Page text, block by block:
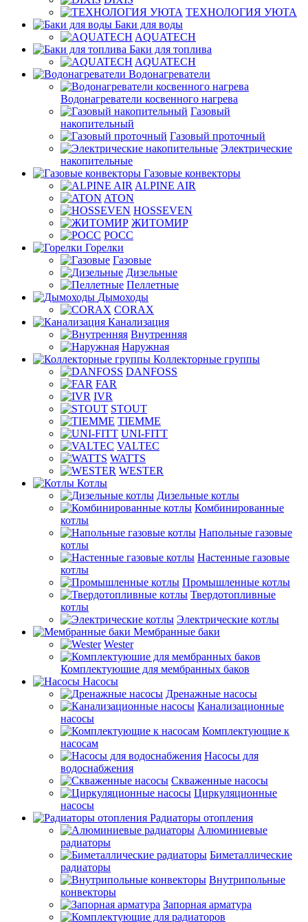
ТЕХНОЛОГИЯ УЮТА
Баки для воды
AQUATECH
Баки для топлива
AQUATECH
Водонагреватели
Водонагреватели косвенного нагрева
Газовый
накопительный
Газовый проточный
Электрические
накопительные
Газовые конвекторы
ALPINE AIR
ATON
HOSSEVEN
ЖИТОМИР
РОСС
Горелки
Газовые
Дизельные
Пеллетные
Дымоходы
CORAX
Канализация
Внутренняя
Наружная
Коллекторные группы
DANFOSS
FAR
IVR
STOUT
TIEMME
UNI-FITT
VALTEC
WATTS
WESTER
Котлы
Дизельные котлы
Комбинированные
котлы
Напольные газовые
котлы
Настенные газовые
котлы
Промышленные котлы
Твердотопливные
котлы
Электрические котлы
Мембранные баки
Wester
Комплектуюшие для мембранных баков
Насосы
Дренажные насосы
Канализационные
насосы
Комплектующие к
насосам
Насосы для
водоснабжения
Скваженные насосы
Циркуляционные
насосы
Радиаторы отопления
Алюминиевые
радиаторы
Биметаллические
радиаторы
Внутрипольные
конвекторы
Запорная арматура